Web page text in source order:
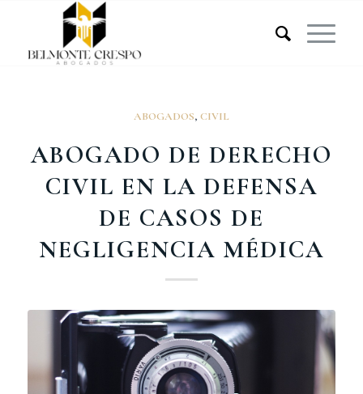
ABOGADOS, CIVIL
ABOGADO DE DERECHO
CIVIL EN LA DEFENSA
DE CASOS DE
NEGLIGENCIA MÉDICA